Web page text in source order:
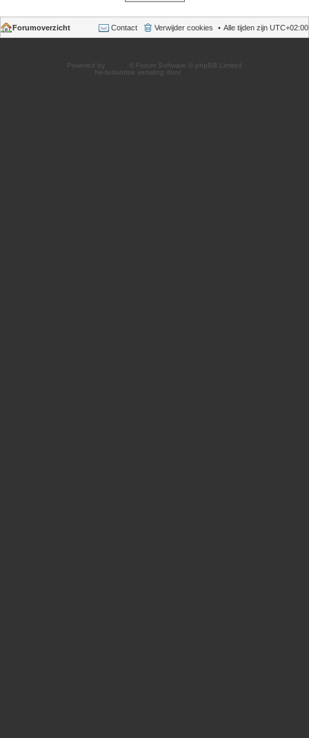
Forumoverzicht Alle tijden zijn UTC+02:00
Verwijder cookies
Contact
Powered by
® Forum Software © phpBB Limited
Nederlandse vertaling door